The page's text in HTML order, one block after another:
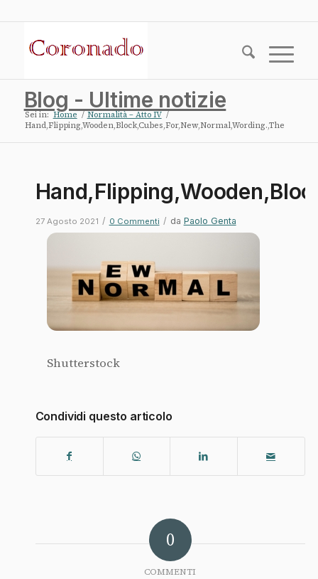
Blog - Ultime notizie
Sei in: Home / Normalità – Atto IV /
Hand,Flipping,Wooden,Block,Cubes,For,New,Normal,Wording.,The
27 Agosto 2021 / 0 Commenti / da Paolo Genta
Shutterstock
Condividi questo articolo
0
COMMENTI